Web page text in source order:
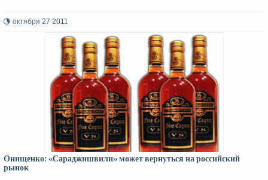
октября 27 2011
Онищенко: «Сараджишвили» может вернуться на российский
рынок